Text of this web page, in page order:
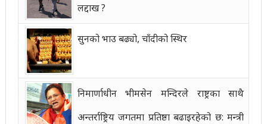
लद्दाख ?
सुनको भाउ बढ्यो, चाँदीको स्थिर
निमार्णाधीन भीमसेन मन्दिरले राष्ट्रका साथै
अन्तर्राष्ट्रिय जगतमा प्रतिष्ठा बढाइरहेको छ: मन्त्री